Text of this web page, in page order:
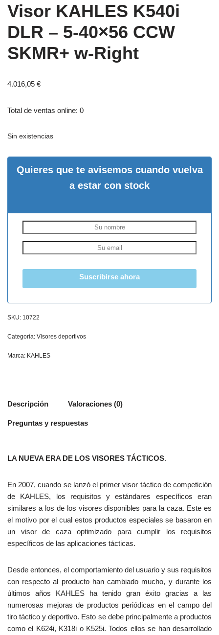
Visor KAHLES K540i
DLR – 5-40×56 CCW
SKMR+ w-Right
4.016,05 €
Total de ventas online: 0
Sin existencias
Quieres que te avisemos cuando vuelva
a estar con stock
Suscribirse ahora
SKU: 10722
Categoría: Visores deportivos
Marca: KAHLES
Descripción Valoraciones (0)
Preguntas y respuestas
LA NUEVA ERA DE LOS VISORES TÁCTICOS.
En 2007, cuando se lanzó el primer visor táctico de competición
de KAHLES, los requisitos y estándares específicos eran
similares a los de los visores disponibles para la caza. Este es
el motivo por el cual estos productos especiales se basaron en
un visor de caza optimizado para cumplir los requisitos
específicos de las aplicaciones tácticas.
Desde entonces, el comportamiento del usuario y sus requisitos
con respecto al producto han cambiado mucho, y durante los
últimos años KAHLES ha tenido gran éxito gracias a las
numerosas mejoras de productos periódicas en el campo del
tiro táctico y deportivo. Esto se debe principalmente a productos
como el K624i, K318i o K525i. Todos ellos se han desarrollado